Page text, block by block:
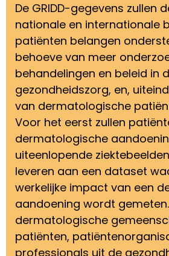
De GRIDD-gegevens zullen
nationale en internationale
patiënten belangen
behoeve van meer
behandelingen en beleid in
gezondheidszorg, en,
van dermatologische
Voor het eerst zullen
dermatologische
uiteenlopende
leveren aan een dataset
werkelijke impact van een
aandoening wordt
dermatologische
patiënten,
professionals uit de